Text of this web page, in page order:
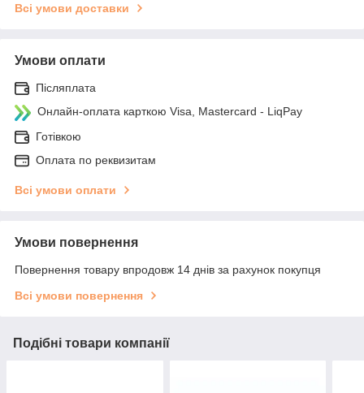
Всі умови доставки
Умови оплати
Післяплата
Онлайн-оплата карткою Visa, Mastercard - LiqPay
Готівкою
Оплата по реквизитам
Всі умови оплати
Умови повернення
Повернення товару впродовж 14 днів за рахунок покупця
Всі умови повернення
Подібні товари компанії